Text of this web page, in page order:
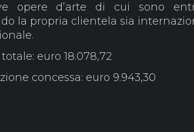
opere d’arte di cui sono
la propria clientela sia
euro 18.078,72
concessa: euro 9.943,30